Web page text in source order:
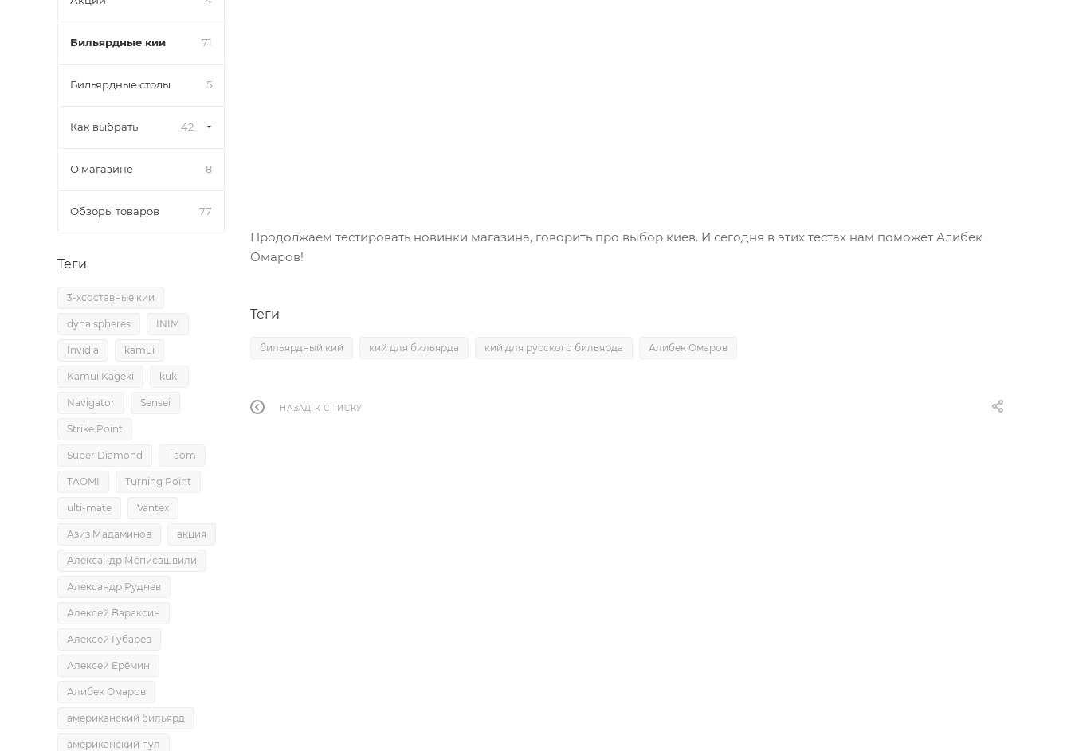
Продолжаем тестировать новинки магазина, говорить про выбор киев. И сегодня в этих тестах нам поможет Алибек
Омаров!
Теги
бильярдный кий кий для бильярда кий для русского бильярда Алибек Омаров
НАЗАД К СПИСКУ
Бильярдные кии 71
Бильярдные столы 5
Как выбрать 42
О магазине 8
Обзоры товаров 77
Теги
3-хсоставные кии
dyna spheres INIM
Invidia kamui
Kamui Kageki kuki
Navigator Sensei
Strike Point
Super Diamond Taom
TAOMI Turning Point
ulti-mate Vantex
Азиз Мадаминов акция
Александр Меписашвили
Александр Руднев
Алексей Вараксин
Алексей Губарев
Алексей Ерёмин
Алибек Омаров
американский бильярд
американский пул